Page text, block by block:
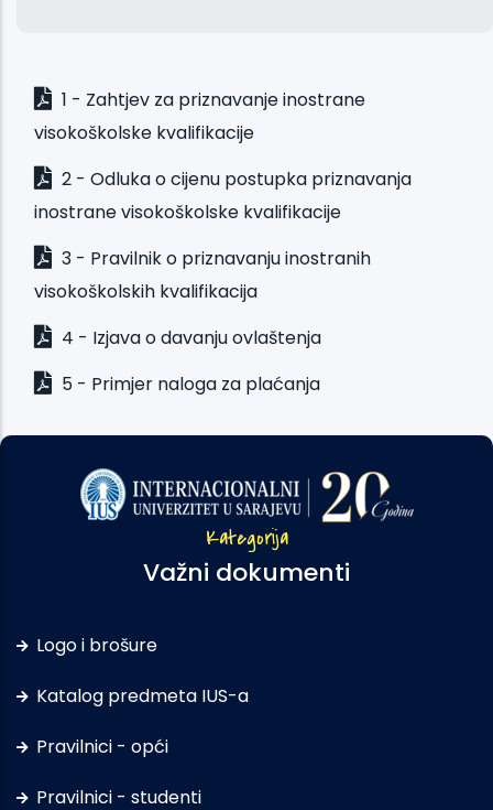
1 - Zahtjev za priznavanje inostrane
visokoškolske kvalifikacije
2 - Odluka o cijenu postupka priznavanja
inostrane visokoškolske kvalifikacije
3 - Pravilnik o priznavanju inostranih
visokoškolskih kvalifikacija
4 - Izjava o davanju ovlaštenja
5 - Primjer naloga za plaćanja
Kategorija
Važni dokumenti
Logo i brošure
Katalog predmeta IUS-a
Pravilnici - opći
Pravilnici - studenti